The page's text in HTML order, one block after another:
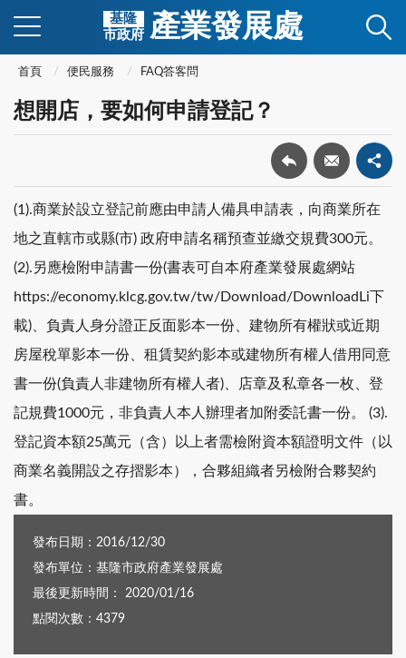
基隆
市政府 產業發展處
首頁 便民服務 FAQ答客問
想開店，要如何申請登記？
(1).商業於設立登記前應由申請人備具申請表，向商業所在
地之直轄市或縣(市) 政府申請名稱預查並繳交規費300元。
(2).另應檢附申請書一份(書表可自本府產業發展處網站
https://economy.klcg.gov.tw/tw/Download/DownloadLi下
載)、負責人身分證正反面影本一份、建物所有權狀或近期
房屋稅單影本一份、租賃契約影本或建物所有權人借用同意
書一份(負責人非建物所有權人者)、店章及私章各一枚、登
記規費1000元，非負責人本人辦理者加附委託書一份。 (3).
登記資本額25萬元（含）以上者需檢附資本額證明文件（以
商業名義開設之存摺影本），合夥組織者另檢附合夥契約
書。
發布日期：2016/12/30
發布單位：基隆市政府產業發展處
最後更新時間： 2020/01/16
點閱次數：4379